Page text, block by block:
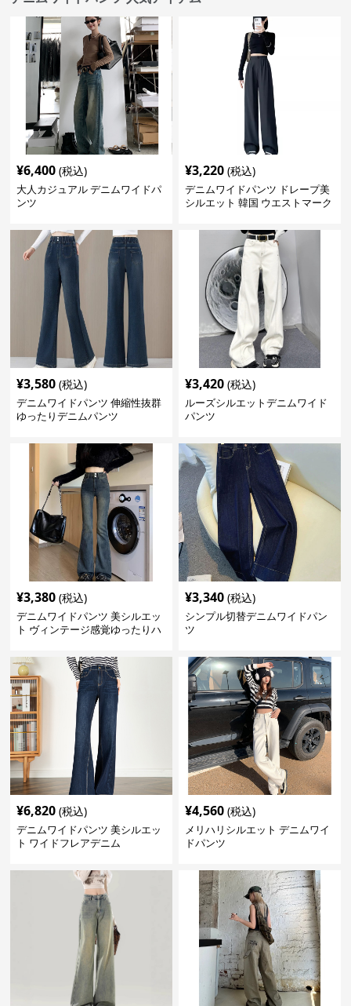
¥6,400 (税込)
大人カジュアル デニムワイドパ
ンツ
¥3,220 (税込)
デニムワイドパンツ ドレープ美
シルエット 韓国 ウエストマーク
¥3,580 (税込)
デニムワイドパンツ 伸縮性抜群
ゆったりデニムパンツ
¥3,420 (税込)
ルーズシルエットデニムワイド
パンツ
¥3,380 (税込)
デニムワイドパンツ 美シルエッ
ト ヴィンテージ感覚ゆったりハ
¥3,340 (税込)
シンプル切替デニムワイドパン
ツ
¥6,820 (税込)
デニムワイドパンツ 美シルエッ
ト ワイドフレアデニム
¥4,560 (税込)
メリハリシルエット デニムワイ
ドパンツ